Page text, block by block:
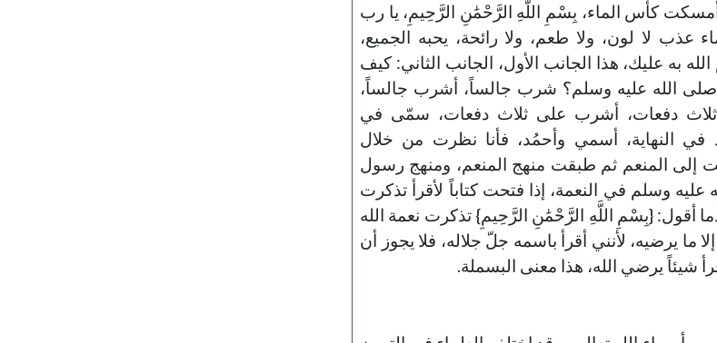
أمسكت كأس الماء، بِسْمِ اللَّهِ الرَّحْمَٰنِ الرَّحِيمِ، يا رب
عذب لا لون، ولا طعم، ولا رائحة، يحبه الجميع،
الله به عليك، هذا الجانب الأول، الجانب الثاني: كيف
الله عليه وسلم؟ شرب جالساً، أشرب جالساً،
دفعات، أشرب على ثلاث دفعات، سمّى في
في النهاية، أسمي وأحمُد، فأنا نظرت من خلال
إلى المنعم ثم طبقت منهج المنعم، ومنهج رسول
عليه وسلم في النعمة، إذا فتحت كتاباً لأقرأ تذكرت
أقول: {بِسْمِ اللَّهِ الرَّحْمَٰنِ الرَّحِيمِ} تذكرت نعمة الله
ما يرضيه، لأنني أقرأ باسمه جلّ جلاله، فلا يجوز أن
شيئاً يرضي الله، هذا معنى البسملة.